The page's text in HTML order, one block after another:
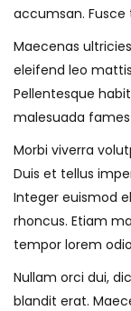
accumsan.
Maecenas
eleifend leo
Pellentesque
malesuada
Morbi viverra
Duis et tellus
Integer euismod
rhoncus. Etiam
tempor lorem
Nullam orci dui,
blandit erat.